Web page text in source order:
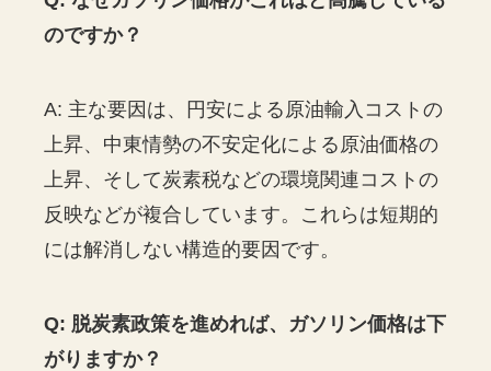
のですか？
A: 主な要因は、円安による原油輸入コストの
上昇、中東情勢の不安定化による原油価格の
上昇、そして炭素税などの環境関連コストの
反映などが複合しています。これらは短期的
には解消しない構造的要因です。
Q: 脱炭素政策を進めれば、ガソリン価格は下
がりますか？